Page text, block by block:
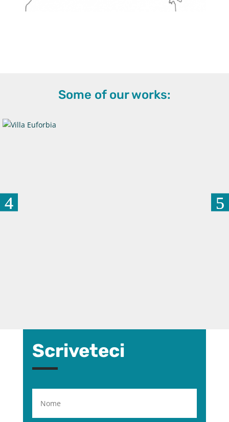
Some of our works:
Scriveteci